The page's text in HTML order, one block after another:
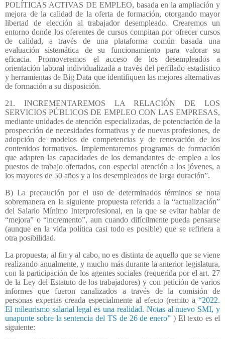
POLÍTICAS ACTIVAS DE EMPLEO, basada en la ampliación y
mejora de la calidad de la oferta de formación, otorgando mayor
libertad de elección al trabajador desempleado. Crearemos un
entorno donde los oferentes de cursos compitan por ofrecer cursos
de calidad, a través de una plataforma común basada una
evaluación sistemática de su funcionamiento para valorar su
eficacia. Promoveremos el acceso de los desempleados a
orientación laboral individualizada a través del perfilado estadístico
y herramientas de Big Data que identifiquen las mejores alternativas
de formación a su disposición.
21. INCREMENTAREMOS LA RELACIÓN DE LOS
SERVICIOS PÚBLICOS DE EMPLEO CON LAS EMPRESAS,
mediante unidades de atención especializadas, de potenciación de la
prospección de necesidades formativas y de nuevas profesiones, de
adopción de modelos de competencias y de renovación de los
contenidos formativos. Implementaremos programas de formación
que adapten las capacidades de los demandantes de empleo a los
puestos de trabajo ofertados, con especial atención a los jóvenes, a
los mayores de 50 años y a los desempleados de larga duración”.
B) La precaución por el uso de determinados términos se nota
sobremanera en la siguiente propuesta referida a la “actualización”
del Salario Mínimo Interprofesional, en la que se evitar hablar de
“mejora” o “incremento”, aun cuando difícilmente pueda pensarse
(aunque en la vida política casi todo es posible) que se refiriera a
otra posibilidad.
La propuesta, al fin y al cabo, no es distinta de aquello que se viene
realizando anualmente, y mucho más durante la anterior legislatura,
con la participación de los agentes sociales (requerida por el art. 27
de la Ley del Estatuto de los trabajadores) y con petición de varios
informes que fueron canalizados a través de la comisión de
personas expertas creada especialmente al efecto (remito a “2022.
El mileurismo salarial legal es una realidad. Notas al nuevo SMI, y
unapunte sobre la sentencia del TS de 26 de enero” ) El texto es el
siguiente: